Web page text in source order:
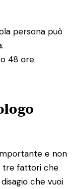
persona può
48 ore.
e non
tre fattori che
che vuoi